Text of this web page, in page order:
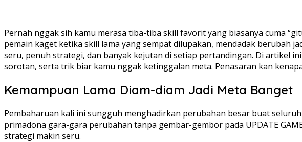
Pernah nggak sih kamu merasa tiba-tiba skill favorit yang biasanya cuma
pemain kaget ketika skill lama yang sempat dilupakan, mendadak berubah
seru, penuh strategi, dan banyak kejutan di setiap pertandingan. Di artikel
sorotan, serta trik biar kamu nggak ketinggalan meta. Penasaran kan
Kemampuan Lama Diam-diam Jadi Meta Banget
Pembaharuan kali ini sungguh menghadirkan perubahan besar buat
primadona gara-gara perubahan tanpa gembar-gembor pada UPDATE
strategi makin seru.